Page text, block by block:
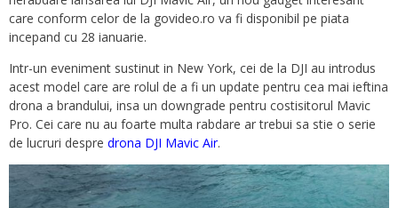
care conform celor de la govideo.ro va fi disponibil pe piata
incepand cu 28 ianuarie.
Intr-un eveniment sustinut in New York, cei de la DJI au introdus
acest model care are rolul de a fi un update pentru cea mai ieftina
drona a brandului, insa un downgrade pentru costisitorul Mavic
Pro. Cei care nu au foarte multa rabdare ar trebui sa stie o serie
de lucruri despre drona DJI Mavic Air.